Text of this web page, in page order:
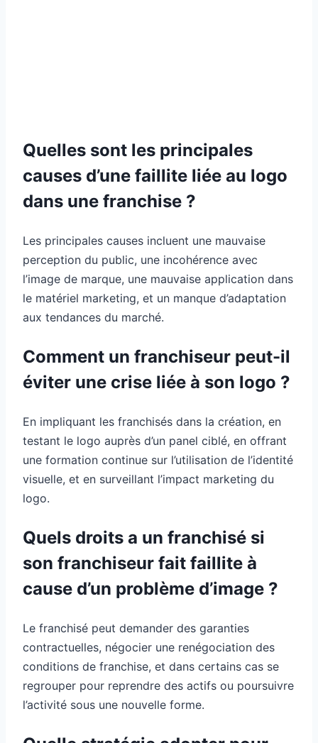
Quelles sont les principales
causes d’une faillite liée au logo
dans une franchise ?
Les principales causes incluent une mauvaise
perception du public, une incohérence avec
l’image de marque, une mauvaise application dans
le matériel marketing, et un manque d’adaptation
aux tendances du marché.
Comment un franchiseur peut-il
éviter une crise liée à son logo ?
En impliquant les franchisés dans la création, en
testant le logo auprès d’un panel ciblé, en offrant
une formation continue sur l’utilisation de l’identité
visuelle, et en surveillant l’impact marketing du
logo.
Quels droits a un franchisé si
son franchiseur fait faillite à
cause d’un problème d’image ?
Le franchisé peut demander des garanties
contractuelles, négocier une renégociation des
conditions de franchise, et dans certains cas se
regrouper pour reprendre des actifs ou poursuivre
l’activité sous une nouvelle forme.